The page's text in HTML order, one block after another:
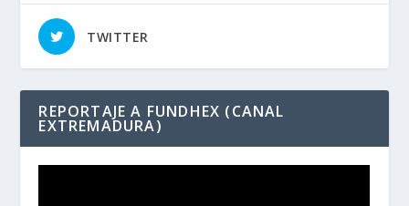
TWITTER
REPORTAJE A FUNDHEX (CANAL
EXTREMADURA)